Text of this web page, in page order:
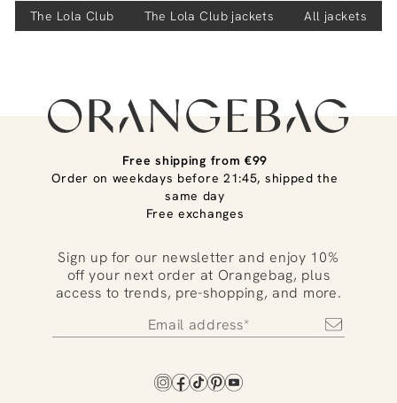
The Lola Club The Lola Club jackets All jackets
Free shipping from €99
Order on weekdays before 21:45, shipped the
same day
Free exchanges
Sign up for our newsletter and enjoy 10%
off your next order at Orangebag, plus
access to trends, pre-shopping, and more.